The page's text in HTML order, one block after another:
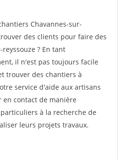
Chavannes-sur-
des clients pour faire des
? En tant
il n'est pas toujours facile
trouver des chantiers à
service d'aide aux artisans
contact de manière
à la recherche de
leurs projets travaux.